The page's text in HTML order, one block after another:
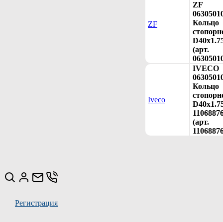
ZF
ZF
Кольцо
(арт.
Iveco
IVECO
Кольцо
(арт.
Регистрация